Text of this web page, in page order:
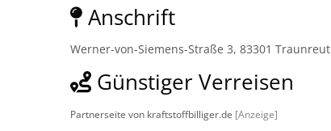
Anschrift
Werner-von-Siemens-Straße 3, 83301 Traunreut
Günstiger Verreisen
Partnerseite von kraftstoffbilliger.de [Anzeige]